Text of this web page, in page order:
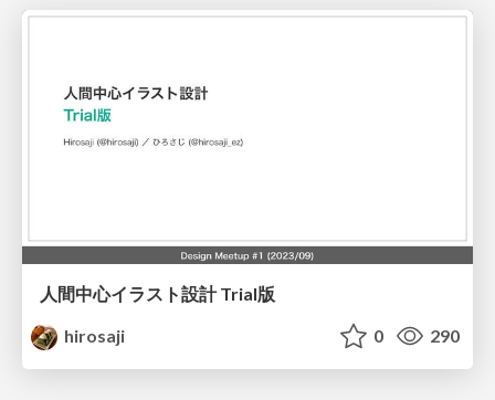
人間中心イラスト設計 Trial版
hirosaji
0 290